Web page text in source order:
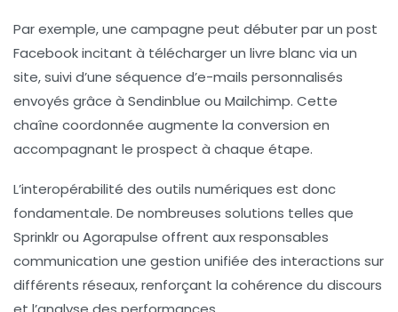
Par exemple, une campagne peut débuter par un post
Facebook incitant à télécharger un livre blanc via un
site, suivi d’une séquence d’e-mails personnalisés
envoyés grâce à Sendinblue ou Mailchimp. Cette
chaîne coordonnée augmente la conversion en
accompagnant le prospect à chaque étape.
L’interopérabilité des outils numériques est donc
fondamentale. De nombreuses solutions telles que
Sprinklr ou Agorapulse offrent aux responsables
communication une gestion unifiée des interactions sur
différents réseaux, renforçant la cohérence du discours